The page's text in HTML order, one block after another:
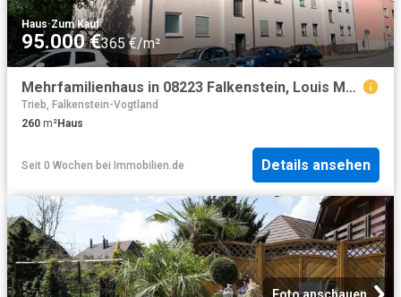
Haus·Zum Kauf
95.000 €365 €/m²
Mehrfamilienhaus in 08223 Falkenstein, Louis Müller Str
Trieb, Falkenstein-Vogtland
260 m²Haus
Seit 0 Wochen bei Immobilien.de Details ansehen
Foto anschauen